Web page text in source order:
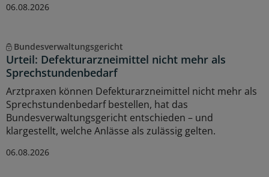
06.08.2026
Bundesverwaltungsgericht
Urteil: Defekturarzneimittel nicht mehr als
Sprechstundenbedarf
Arztpraxen können Defekturarzneimittel nicht mehr als
Sprechstundenbedarf bestellen, hat das
Bundesverwaltungsgericht entschieden – und
klargestellt, welche Anlässe als zulässig gelten.
06.08.2026